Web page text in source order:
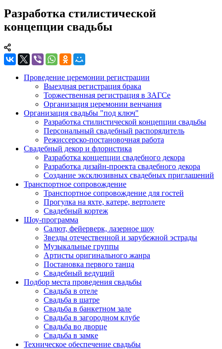
Разработка стилистической
концепции свадьбы
Проведение церемонии регистрации
Выездная регистрация брака
Торжественная регистрация в ЗАГСе
Организация церемонии венчания
Организация свадьбы "под ключ"
Разработка стилистической концепции свадьбы
Персональный свадебный распорядитель
Режиссерско-постановочная работа
Свадебный декор и флористика
Разработка концепции свадебного декора
Разработка дизайн-проекта свадебного декора
Создание эксклюзивных свадебных приглашений
Транспортное сопровождение
Транспортное сопровождение для гостей
Прогулка на яхте, катере, вертолете
Свадебный кортеж
Шоу-программа
Салют, фейерверк, лазерное шоу
Звезды отечественной и зарубежной эстрады
Музыкальные группы
Артисты оригинального жанра
Постановка первого танца
Свадебный ведущий
Подбор места проведения свадьбы
Свадьба в отеле
Свадьба в шатре
Свадьба в банкетном зале
Свадьба в загородном клубе
Свадьба во дворце
Свадьба в замке
Техническое обеспечение свадьбы